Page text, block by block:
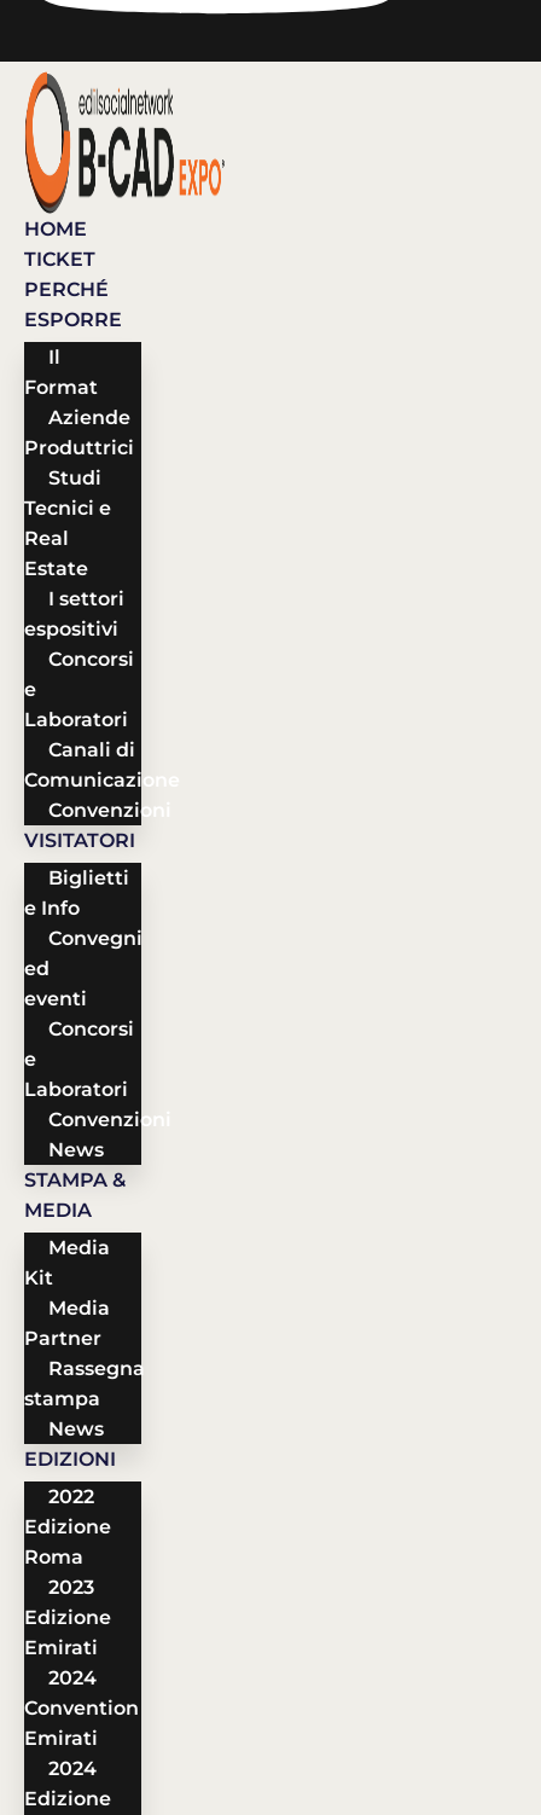
HOME
TICKET
PERCHÉ
ESPORRE
Il
Format
Aziende
Produttrici
Studi
Tecnici e
Real
Estate
I settori
espositivi
Concorsi
e
Laboratori
Canali di
Comunicazione
Convenzioni
VISITATORI
Biglietti
e Info
Convegni
ed
eventi
Concorsi
e
Laboratori
Convenzioni
News
STAMPA &
MEDIA
Media
Kit
Media
Partner
Rassegna
stampa
News
EDIZIONI
2022
Edizione
Roma
2023
Edizione
Emirati
2024
Convention
Emirati
2024
Edizione